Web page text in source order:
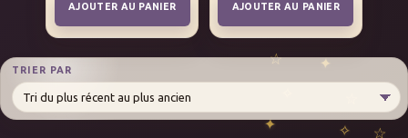
TRIER PAR
AJOUTER AU PANIER AJOUTER AU PANIER